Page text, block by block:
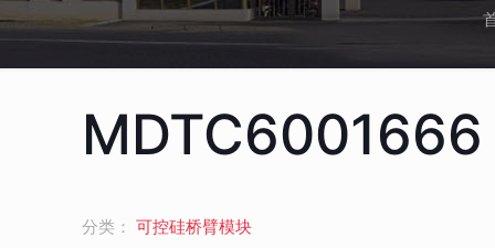
MDTC6001666
分类： 可控硅桥臂模块